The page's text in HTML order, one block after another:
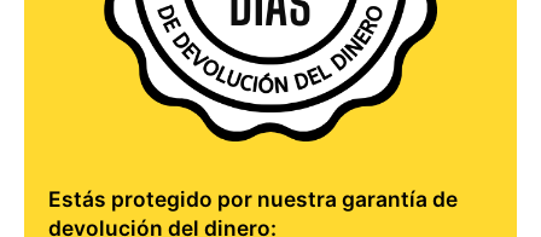
Estás protegido por nuestra garantía de
devolución del dinero: